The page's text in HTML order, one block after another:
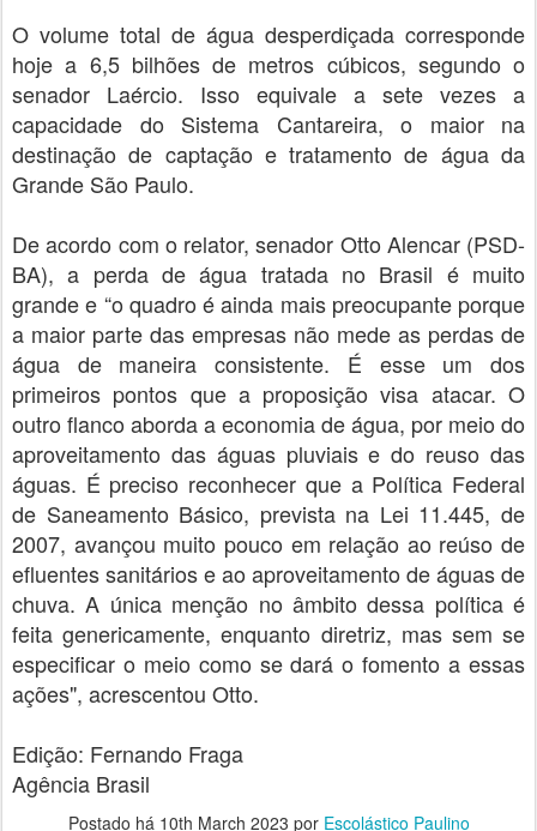
O volume total de água desperdiçada corresponde
hoje a 6,5 bilhões de metros cúbicos, segundo o
senador Laércio. Isso equivale a sete vezes a
capacidade do Sistema Cantareira, o maior na
destinação de captação e tratamento de água da
Grande São Paulo.
De acordo com o relator, senador Otto Alencar (PSD-
BA), a perda de água tratada no Brasil é muito
grande e “o quadro é ainda mais preocupante porque
a maior parte das empresas não mede as perdas de
água de maneira consistente. É esse um dos
primeiros pontos que a proposição visa atacar. O
outro flanco aborda a economia de água, por meio do
aproveitamento das águas pluviais e do reuso das
águas. É preciso reconhecer que a Política Federal
de Saneamento Básico, prevista na Lei 11.445, de
2007, avançou muito pouco em relação ao reúso de
efluentes sanitários e ao aproveitamento de águas de
chuva. A única menção no âmbito dessa política é
feita genericamente, enquanto diretriz, mas sem se
especificar o meio como se dará o fomento a essas
ações", acrescentou Otto.
Edição: Fernando Fraga
Agência Brasil
Postado há 10th March 2023 por Escolástico Paulino